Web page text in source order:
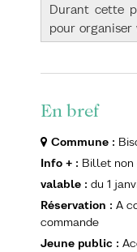
Durant cette
pour organiser
En bref
Commune :
Info + : Billet non
valable : du 1
Réservation : A confirmer au prestataire après votre
commande
Jeune public :